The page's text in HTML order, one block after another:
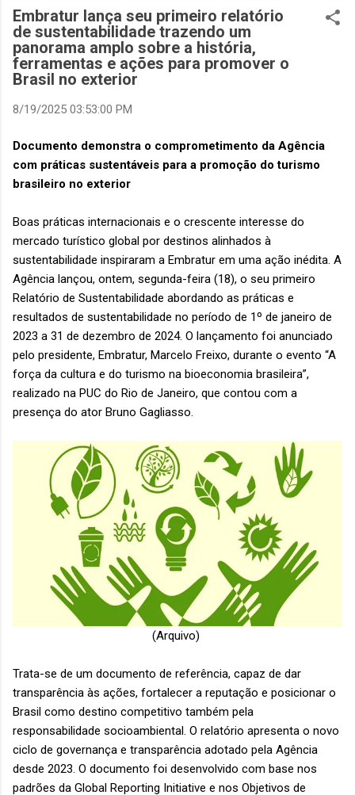
custa ao setor US$ 6,3 bilhões anualmente. Cada mala
extraviada acarreta um custo médio de US$ 260. Com um
lucro líquido médio de apenas US$ 8 por passageiro, uma mala
extraviada anula o lucro de mais de 30 assentos vendidos, e
cinco anulam o lucro de um voo inteiro. O núme...
Embratur lança seu primeiro relatório
de sustentabilidade trazendo um
panorama amplo sobre a história,
ferramentas e ações para promover o
Brasil no exterior
8/19/2025 03:53:00 PM
Documento demonstra o comprometimento da Agência
com práticas sustentáveis para a promoção do turismo
brasileiro no exterior
Boas práticas internacionais e o crescente interesse do
mercado turístico global por destinos alinhados à
sustentabilidade inspiraram a Embratur em uma ação inédita. A
Agência lançou, ontem, segunda-feira (18), o seu primeiro
Relatório de Sustentabilidade abordando as práticas e
resultados de sustentabilidade no período de 1º de janeiro de
2023 a 31 de dezembro de 2024. O lançamento foi anunciado
pelo presidente, Embratur, Marcelo Freixo, durante o evento “A
força da cultura e do turismo na bioeconomia brasileira”,
realizado na PUC do Rio de Janeiro, que contou com a
presença do ator Bruno Gagliasso.
(Arquivo)
Trata-se de um documento de referência, capaz de dar
transparência às ações, fortalecer a reputação e posicionar o
Brasil como destino competitivo também pela
responsabilidade socioambiental. O relatório apresenta o novo
ciclo de governança e transparência adotado pela Agência
desde 2023. O documento foi desenvolvido com base nos
padrões da Global Reporting Initiative e nos Objetivos de